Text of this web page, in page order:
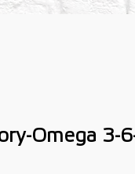
Omega 3-